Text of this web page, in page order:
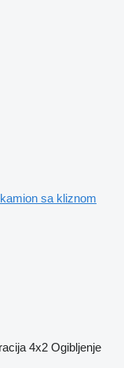
sa kliznom
4x2 Ogibljenje